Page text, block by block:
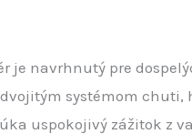
je navrhnutý pre
systémom chuti,
uspokojivý zážitok z